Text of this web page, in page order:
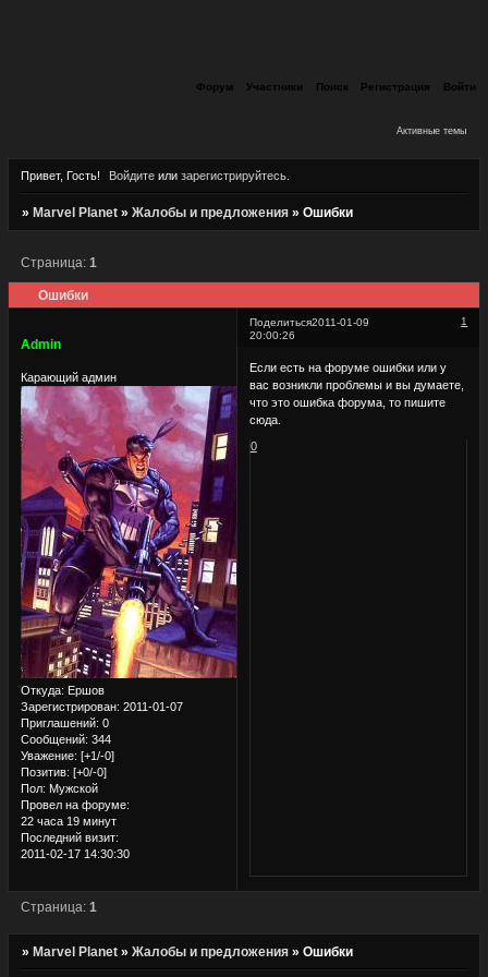
Форум Участники Поиск Регистрация Войти
Активные темы
Привет, Гость! Войдите илизарегистрируйтесь
» Marvel Planet » Жалобы и предложения » Ошибки
Ошибки
Страница: 1
Поделиться 1
2011-01-09
20:00:26
Admin
Карающий админ
Откуда: Ершов
Зарегистрирован: 2011-01-07
Приглашений: 0
Сообщений: 344
Уважение: [+1/-0]
Позитив: [+0/-0]
Пол: Мужской
Провел на форуме:
22 часа 19 минут
Последний визит:
2011-02-17 14:30:30
Если есть на форуме ошибки или у
вас возникли проблемы и вы думаете,
что это ошибка форума, то пишите
сюда.
0
Страница: 1
» Marvel Planet » Жалобы и предложения » Ошибки